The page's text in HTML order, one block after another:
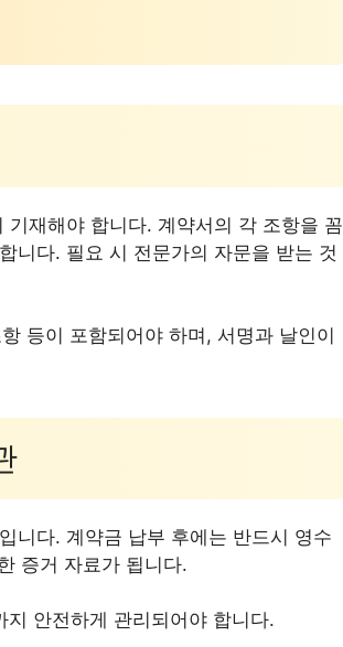
재해야 합니다. 계약서의 각 조항을 꼼
니다. 필요 시 전문가의 자문을 받는 것
등이 포함되어야 하며, 서명과 날인이
니다. 계약금 납부 후에는 반드시 영수
증거 자료가 됩니다.
안전하게 관리되어야 합니다.